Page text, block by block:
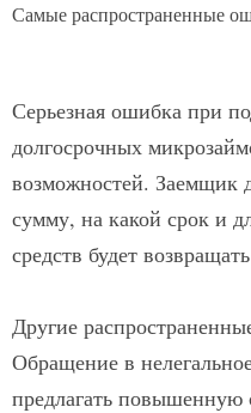
Самые распространенные
Серьезная ошибка при
долгосрочных
возможностей. Заемщик
сумму, на какой срок и
средств будет
Другие
Обращение в
предлагать повышенную